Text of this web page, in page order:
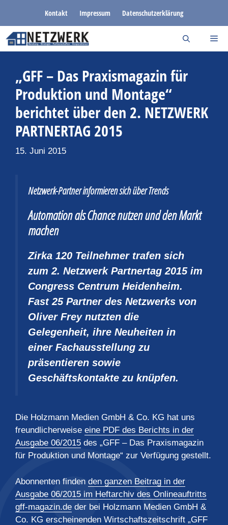
springen
Kontakt Impressum Datenschutzerklärung
„GFF – Das Praxismagazin für
Produktion und Montage“
berichtet über den 2. NETZWERK
PARTNERTAG 2015
15. Juni 2015
Netzwerk-Partner informieren sich über Trends
Automation als Chance nutzen und den Markt
machen
Zirka 120 Teilnehmer trafen sich
zum 2. Netzwerk Partnertag 2015 im
Congress Centrum Heidenheim.
Fast 25 Partner des Netzwerks von
Oliver Frey nutzten die
Gelegenheit, ihre Neuheiten in
einer Fachausstellung zu
präsentieren sowie
Geschäftskontakte zu knüpfen.
Die Holzmann Medien GmbH & Co. KG hat uns
freundlicherweise eine PDF des Berichts in der
Ausgabe 06/2015 des „GFF – Das Praxismagazin
für Produktion und Montage“ zur Verfügung gestellt.
Abonnenten finden den ganzen Beitrag in der
Ausgabe 06/2015 im Heftarchiv des Onlineauftritts
gff-magazin.de der bei Holzmann Medien GmbH &
Co. KG erscheinenden Wirtschaftszeitschrift „GFF